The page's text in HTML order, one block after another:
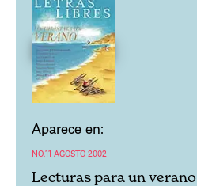
Aparece en:
NO.11 AGOSTO 2002
Lecturas para un verano